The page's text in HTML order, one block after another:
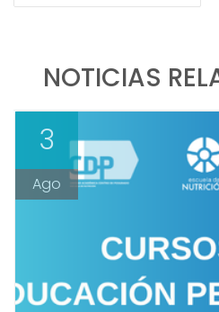
NOTICIAS
3
Ago